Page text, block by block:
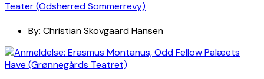
Teater (Odsherred Sommerrevy)
By: Christian Skovgaard Hansen